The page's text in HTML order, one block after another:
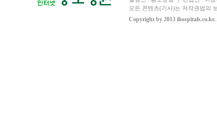
모든 콘텐츠(기사)는 저작권법의
Copyright by 2013 ihospitals.co.kr.